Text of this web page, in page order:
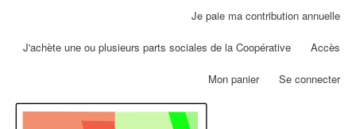
Aller
contenu
Je paie ma contribution annuelle
J'achète une ou plusieurs parts sociales de la Coopérative Accès
Mon panier Se connecter